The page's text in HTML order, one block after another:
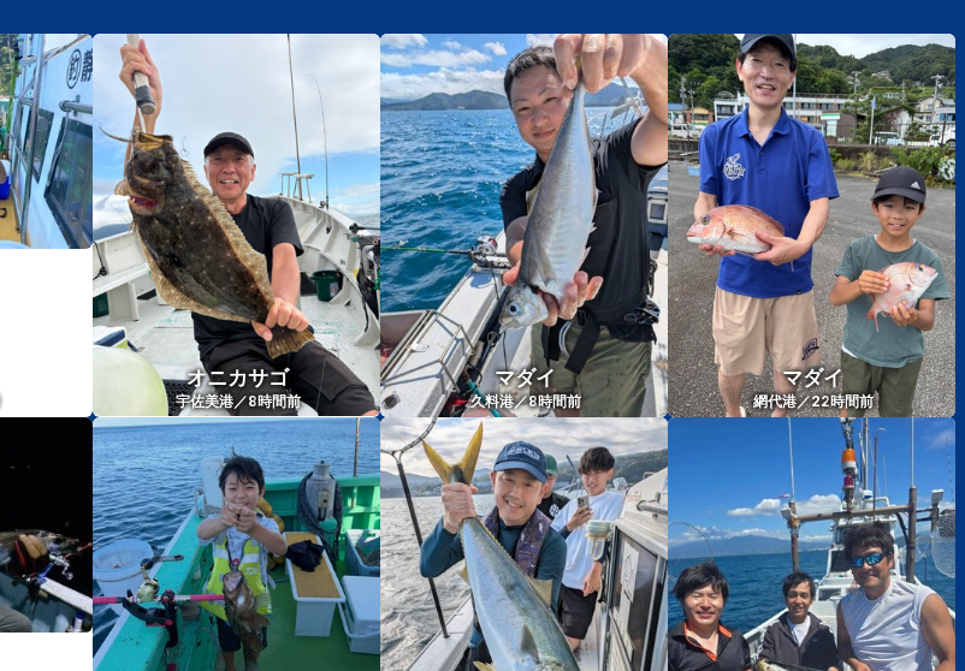
オニカサゴ
宇佐美港／8時間前
マダイ
久料港／8時間前
マダイ
網代港／22時間前